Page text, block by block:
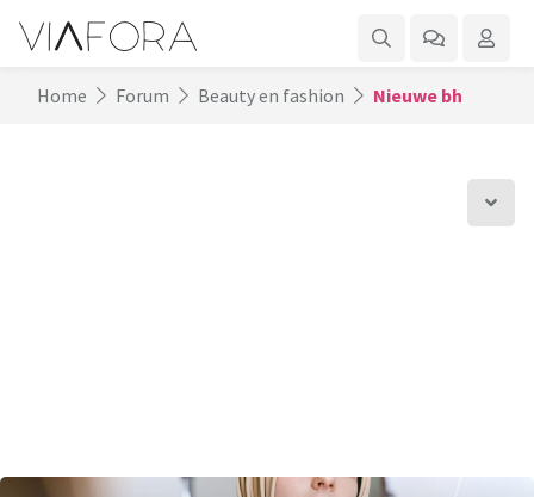
Home Forum Beauty en fashion Nieuwe bh